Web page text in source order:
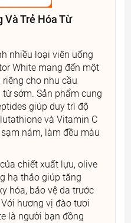
Và Trẻ Hóa Từ
nhiều loại viên uống
White mang đến một
cho nhu cầu
sớm. Sản phẩm cung
giúp duy trì độ
và Vitamin C
nám, làm đều màu
chiết xuất lựu, olive
hạ thảo giúp tăng
hóa, bảo vệ da trước
hương vị đào tươi
là người bạn đồng